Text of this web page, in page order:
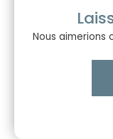
Nous aimerions